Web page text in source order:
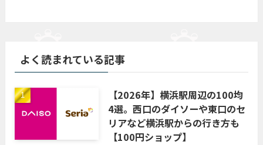
よく読まれている記事
【2026年】横浜駅周辺の100均
4選。西口のダイソーや東口のセ
リアなど横浜駅からの行き方も
【100円ショップ】